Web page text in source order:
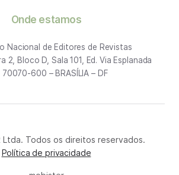
Onde estamos
Nacional de Editores de Revistas
2, Bloco D, Sala 101, Ed. Via Esplanada
70070-600 – BRASÍLIA – DF
Ltda. Todos os direitos reservados.
Política de privacidade